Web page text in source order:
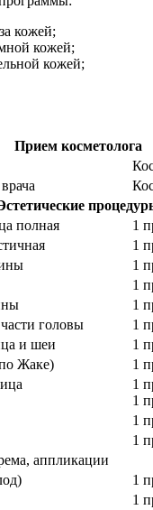
кожей;
кожей;
кожей;
Прием косметолога
полная
1
1
1
1
1
головы
1
и шеи
1
Жаке)
1
1
1
1
1
аппликации
1
1